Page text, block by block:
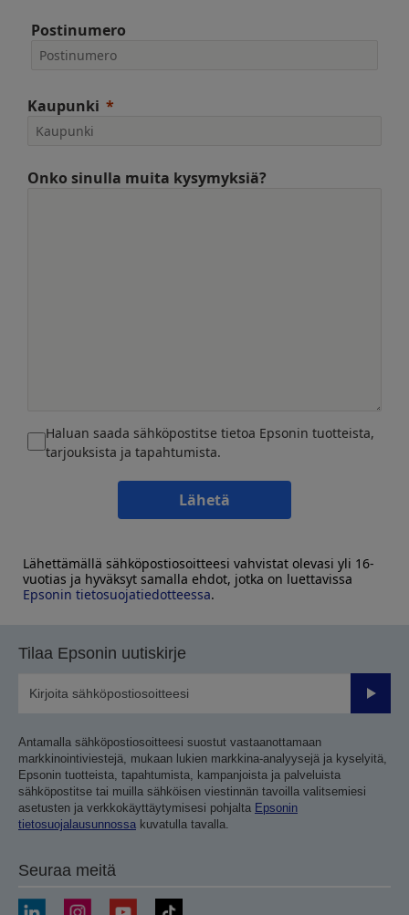
Postinumero
Kaupunki
Onko sinulla muita kysymyksiä?
Haluan saada sähköpostitse tietoa Epsonin tuotteista,
tarjouksista ja tapahtumista.
Lähetä
Lähettämällä sähköpostiosoitteesi vahvistat olevasi yli 16-
vuotias ja hyväksyt samalla ehdot, jotka on luettavissa
Epsonin tietosuojatiedotteessa.
Tilaa Epsonin uutiskirje
Lähetä
Antamalla sähköpostiosoitteesi suostut vastaanottamaan
markkinointiviestejä, mukaan lukien markkina-analyysejä ja kyselyitä,
Epsonin tuotteista, tapahtumista, kampanjoista ja palveluista
sähköpostitse tai muilla sähköisen viestinnän tavoilla valitsemiesi
asetusten ja verkkokäyttäytymisesi pohjalta Epsonin
tietosuojalausunnossa kuvatulla tavalla.
Seuraa meitä